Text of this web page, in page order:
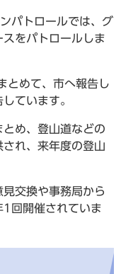
パトロールでは、グ
をパトロールしま
とめて、市へ報告し
ています。
め、登山道などの
れ、来年度の登山
交換や事務局から
1回開催されていま